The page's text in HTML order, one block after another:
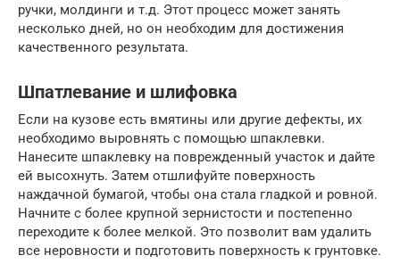
ручки, молдинги и т.д. Этот процесс может занять
несколько дней, но он необходим для достижения
качественного результата.
Шпатлевание и шлифовка
Если на кузове есть вмятины или другие дефекты, их
необходимо выровнять с помощью шпаклевки.
Нанесите шпаклевку на поврежденный участок и дайте
ей высохнуть. Затем отшлифуйте поверхность
наждачной бумагой, чтобы она стала гладкой и ровной.
Начните с более крупной зернистости и постепенно
переходите к более мелкой. Это позволит вам удалить
все неровности и подготовить поверхность к грунтовке.